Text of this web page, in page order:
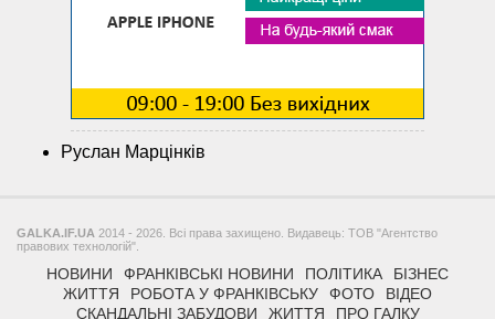
Руслан Марцінків
GALKA.IF.UA 2014 - 2026. Всі права захищено. Видавець: ТОВ "Агентство
правових технологій".
НОВИНИ ФРАНКІВСЬКІ НОВИНИ ПОЛІТИКА
БІЗНЕС
ЖИТТЯ
РОБОТА У ФРАНКІВСЬКУ ФОТО
ВІДЕО
СКАНДАЛЬНІ ЗАБУДОВИ
ЖИТТЯ ПРО ГАЛКУ